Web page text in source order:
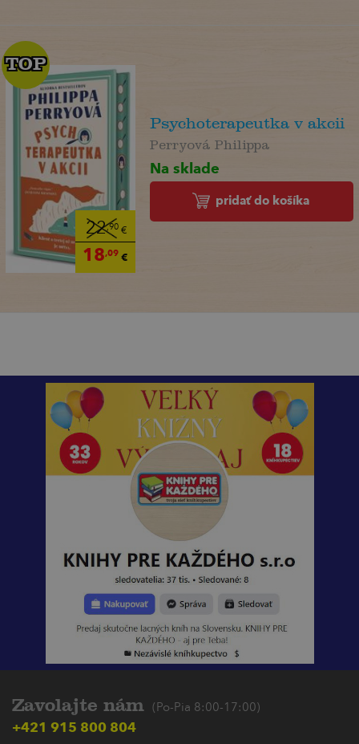
22,90€
18,09€
TOP
TOP
Psychoterapeutka v akcii
Perryová Philippa
Na sklade
pridať do košíka
Zavolajte nám (Po-Pia 8:00-17:00)
+421 915 800 804